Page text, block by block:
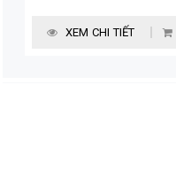
XEM CHI TIẾT